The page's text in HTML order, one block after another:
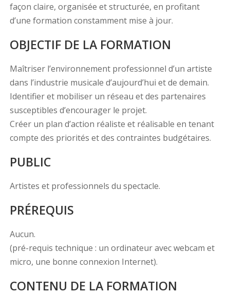
façon claire, organisée et structurée, en profitant
d’une formation constamment mise à jour.
OBJECTIF DE LA FORMATION
Maîtriser l’environnement professionnel d’un artiste
dans l’industrie musicale d’aujourd’hui et de demain.
Identifier et mobiliser un réseau et des partenaires
susceptibles d’encourager le projet.
Créer un plan d’action réaliste et réalisable en tenant
compte des priorités et des contraintes budgétaires.
PUBLIC
Artistes et professionnels du spectacle.
PRÉREQUIS
Aucun.
(pré-requis technique : un ordinateur avec webcam et
micro, une bonne connexion Internet).
CONTENU DE LA FORMATION